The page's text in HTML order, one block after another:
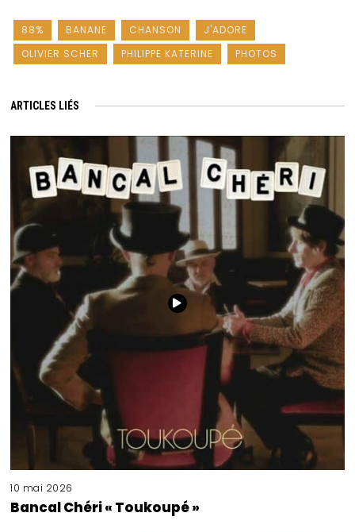
88% BANANE CHANSON
J'ADORE
OLIVIER SCHER
PHILIPPE KATERINE PHOTOS
ARTICLES LIÉS
10 mai 2026
Bancal Chéri « Toukoupé »